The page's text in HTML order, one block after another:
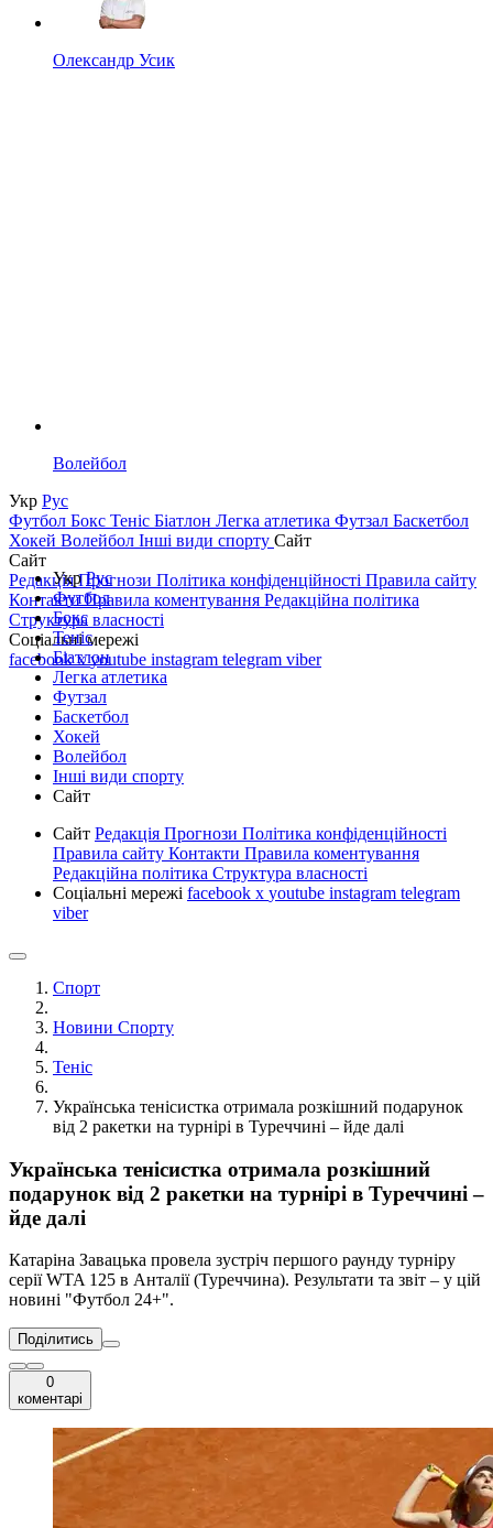
Олександр Усик
Волейбол
Укр Рус
Футбол Бокс Теніс Біатлон Легка атлетика Футзал Баскетбол
Хокей Волейбол Інші види спорту Сайт
Сайт
РедакціяПрогнози Політика конфіденційності Правила сайту
КонтактиПравила коментування Редакційна політика
Структура власності
Соціальні мережі
facebookxyoutube instagram telegram viber
УкрРус
Футбол
Бокс
Теніс
Біатлон
Легка атлетика
Футзал
Баскетбол
Хокей
Волейбол
Інші види спорту
Сайт
Сайт Редакція Прогнози Політика конфіденційності
Правила сайту Контакти Правила коментування
Редакційна політика Структура власності
Соціальні мережі facebook x youtube instagram telegram
viber
Спорт
Новини Спорту
Теніс
Українська тенісистка отримала розкішний подарунок
від 2 ракетки на турнірі в Туреччині – йде далі
Українська тенісистка отримала розкішний
подарунок від 2 ракетки на турнірі в Туреччині –
йде далі
Катаріна Завацька провела зустріч першого раунду турніру
серії WTA 125 в Анталії (Туреччина). Результати та звіт – у цій
новині "Футбол 24+".
Поділитись
0
коментарі